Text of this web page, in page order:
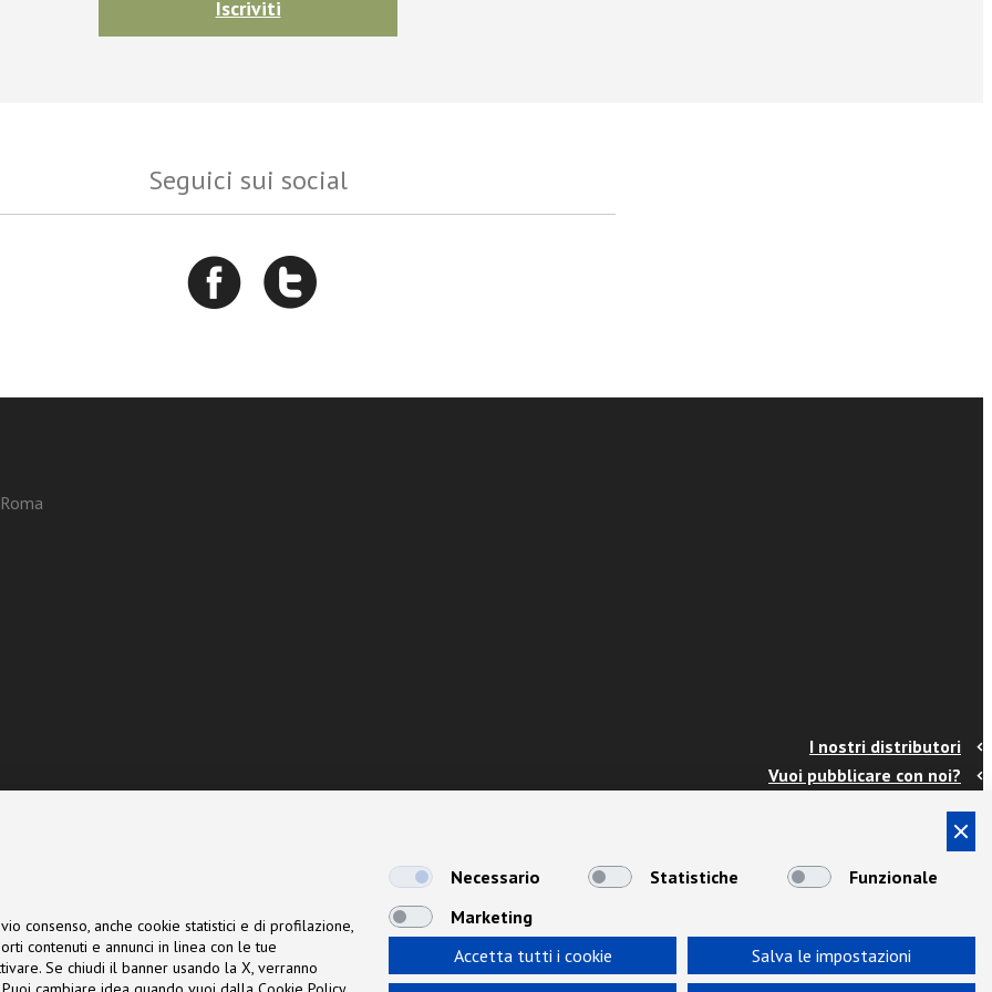
Iscriviti
Seguici sui social
I nostri distributori
Vuoi pubblicare con noi?
Info e spedizioni
Termini e condizioni
Cookies
Area Docenti
Newsletter
consenso, anche cookie statistici e di profilazione,
contenuti e annunci in linea con le tue
Se chiudi il banner usando la X, verranno
Necessario Statistiche
Funzionale
Marketing
Accetta tutti i cookie
Salva le impostazioni